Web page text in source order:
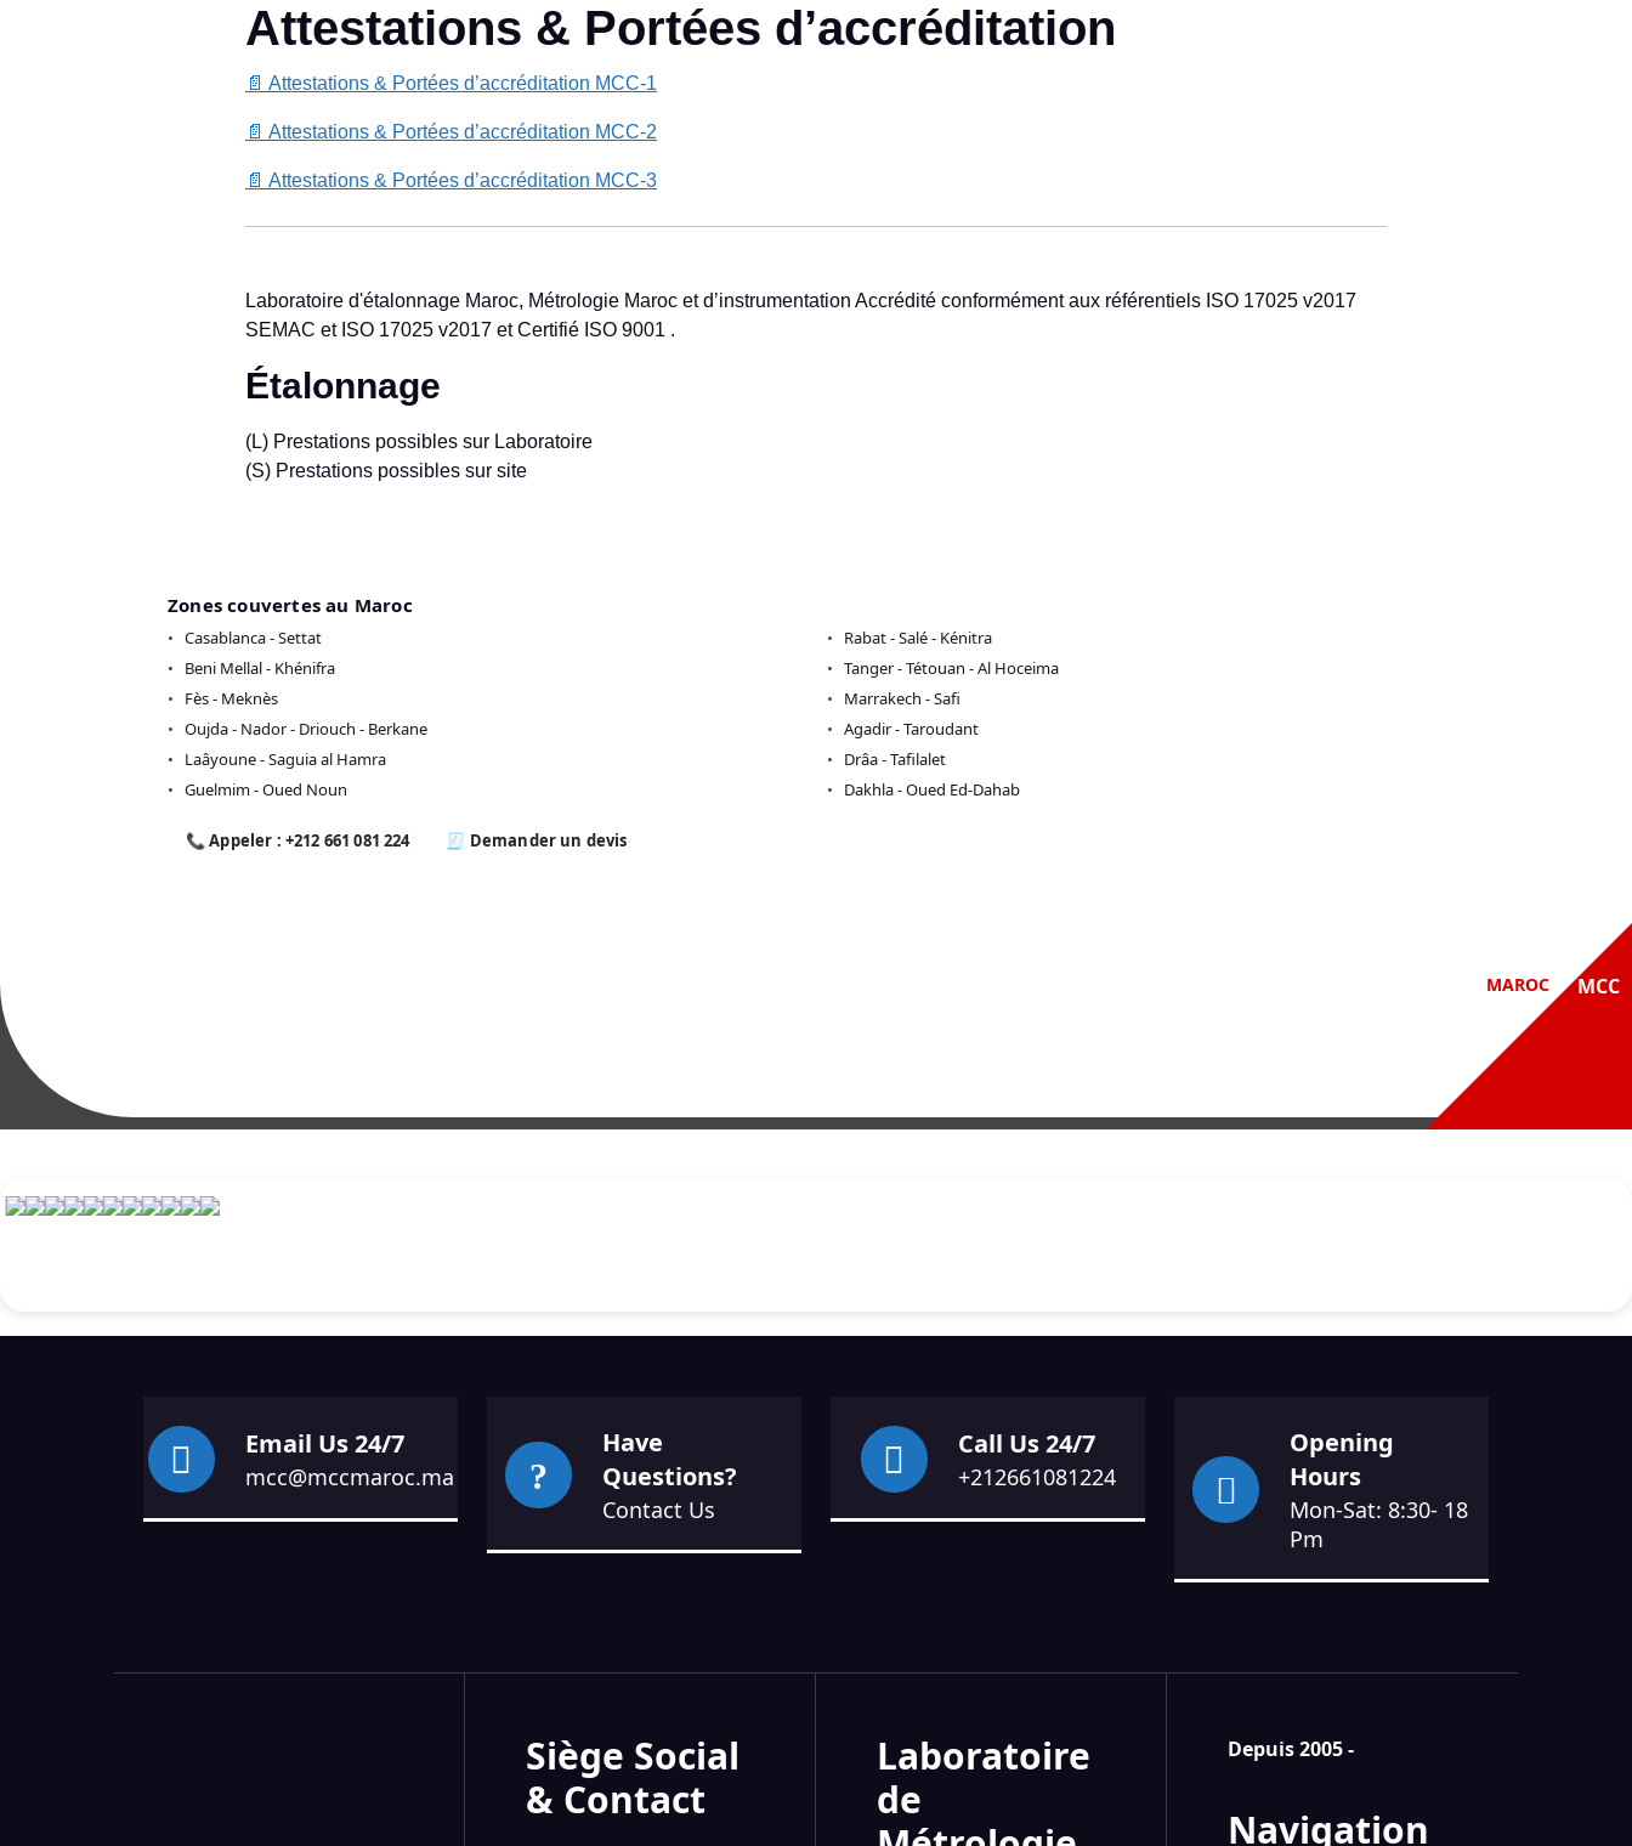
Attestations & Portées d’accréditation
📄 Attestations & Portées d’accréditation MCC-1
📄 Attestations & Portées d’accréditation MCC-2
📄 Attestations & Portées d’accréditation MCC-3
Laboratoire d'étalonnage Maroc, Métrologie Maroc et d’instrumentation Accrédité conformément aux référentiels ISO 17025 v2017
SEMAC et ISO 17025 v2017 et Certifié ISO 9001 .
Étalonnage
(L) Prestations possibles sur Laboratoire
(S) Prestations possibles sur site
Zones couvertes au Maroc
Casablanca - Settat
Rabat - Salé - Kénitra
Beni Mellal - Khénifra
Tanger - Tétouan - Al Hoceima
Fès - Meknès
Marrakech - Safi
Oujda - Nador - Driouch - Berkane
Agadir - Taroudant
Laâyoune - Saguia al Hamra
Drâa - Tafilalet
Guelmim - Oued Noun
Dakhla - Oued Ed-Dahab
📞 Appeler : +212 661 081 224 🧾 Demander un devis
Email Us 24/7
mcc@mccmaroc.ma
Have
Questions?
Contact Us
Call Us 24/7
+212661081224
Opening
Hours
Mon-Sat: 8:30- 18
Pm
Siège Social
& Contact
Laboratoire
de
Depuis 2005 -
Navigation